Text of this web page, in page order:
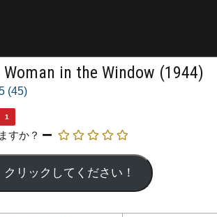
in the Window (1944)
(45)
1
すか？